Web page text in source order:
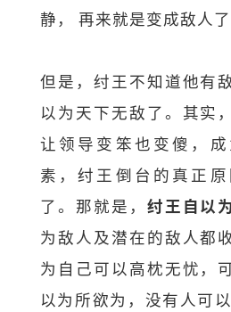
静， 再来就是变成敌人了
但是，纣王不知道他有
以为天下无敌了。其实
让领导变笨也变傻，
素，纣王倒台的真正
了。那就是， 纣王自以
为敌人及潜在的敌人都
为自己可以高枕无忧，
以为所欲为，没有人可